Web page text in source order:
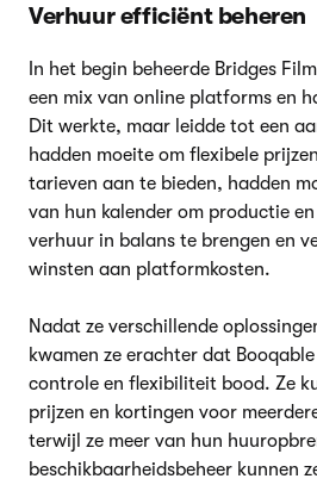
Verhuur efficiënt beheren
In het begin beheerde Bridges
een mix van online platforms en
Dit werkte, maar leidde tot een
hadden moeite om flexibele
tarieven aan te bieden, hadden
van hun kalender om productie
verhuur in balans te brengen en
winsten aan platformkosten.
Nadat ze verschillende
kwamen ze erachter dat
controle en flexibiliteit bood. Ze
prijzen en kortingen voor
terwijl ze meer van hun
beschikbaarheidsbeheer kunnen